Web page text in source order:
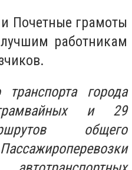
Почетные грамоты
работникам
транспорта города
и 29
общего